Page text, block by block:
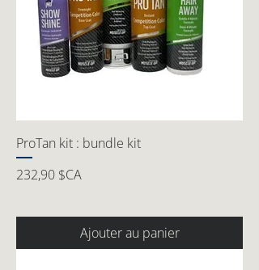
ProTan kit : bundle kit
Prix
232,90 $CA
Ajouter au panier